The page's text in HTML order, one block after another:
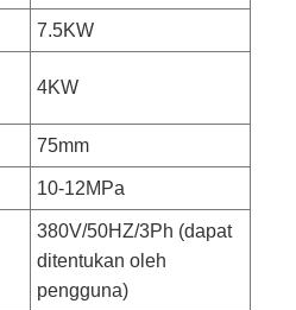
7.5KW
4KW
75mm
10-12MPa
380V/50HZ/3Ph (dapat
ditentukan oleh
pengguna)